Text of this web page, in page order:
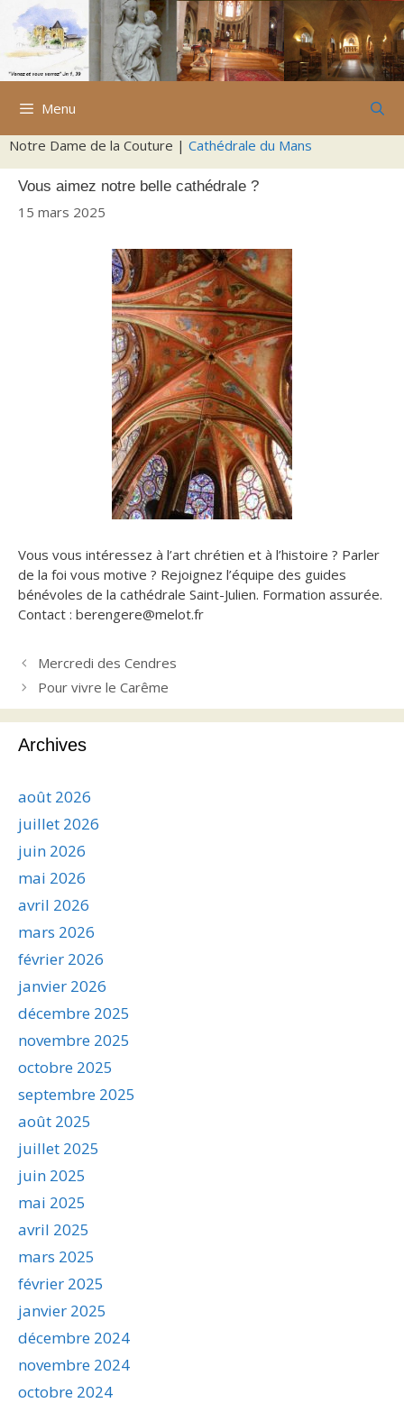
Aller
contenu
Menu
Notre Dame de la Couture | Cathédrale du Mans
Vous aimez notre belle cathédrale ?
15 mars 2025
Vous vous intéressez à l’art chrétien et à l’histoire ? Parler
de la foi vous motive ? Rejoignez l’équipe des guides
bénévoles de la cathédrale Saint-Julien. Formation assurée.
Contact : berengere@melot.fr
Mercredi des Cendres
Pour vivre le Carême
Archives
août 2026
juillet 2026
juin 2026
mai 2026
avril 2026
mars 2026
février 2026
janvier 2026
décembre 2025
novembre 2025
octobre 2025
septembre 2025
août 2025
juillet 2025
juin 2025
mai 2025
avril 2025
mars 2025
février 2025
janvier 2025
décembre 2024
novembre 2024
octobre 2024